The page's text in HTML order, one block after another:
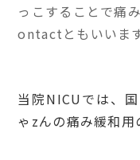
っこすることで痛
ontactともいいま
当院NICUでは、
ゃzんの痛み緩和用